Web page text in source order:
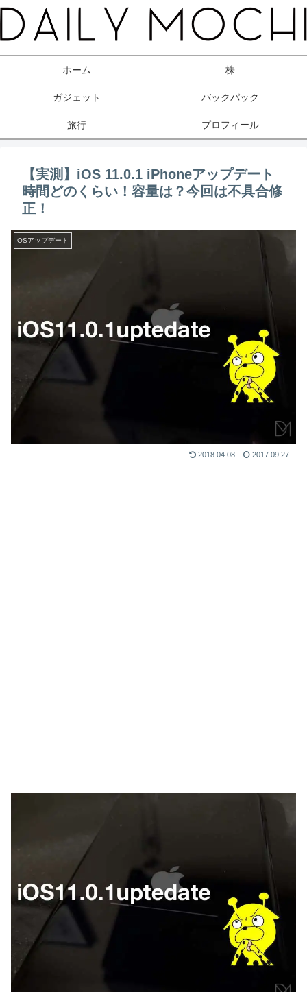
ホーム 株
ガジェット バックパック
旅行 プロフィール
【実測】iOS 11.0.1 iPhoneアップデート
時間どのくらい！容量は？今回は不具合修
正！
OSアップデート
2018.04.08 2017.09.27